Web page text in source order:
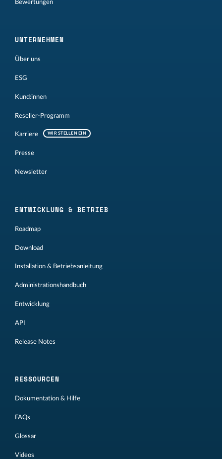
Bewertungen
UNTERNEHMEN
Über uns
ESG
Kund:innen
Reseller-Programm
Karriere WIR STELLEN EIN
Presse
Newsletter
ENTWICKLUNG & BETRIEB
Roadmap
Download
Installation & Betriebsanleitung
Administrationshandbuch
Entwicklung
API
Release Notes
RESSOURCEN
Dokumentation & Hilfe
FAQs
Glossar
Videos